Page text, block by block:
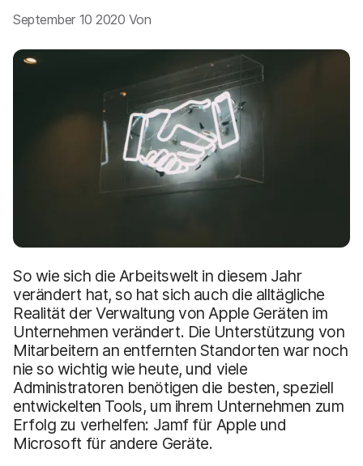
u
t
September 10 2020 Von
So wie sich die Arbeitswelt in diesem Jahr
verändert hat, so hat sich auch die alltägliche
Realität der Verwaltung von Apple Geräten im
Unternehmen verändert. Die Unterstützung von
Mitarbeitern an entfernten Standorten war noch
nie so wichtig wie heute, und viele
Administratoren benötigen die besten, speziell
entwickelten Tools, um ihrem Unternehmen zum
Erfolg zu verhelfen: Jamf für Apple und
Microsoft für andere Geräte.